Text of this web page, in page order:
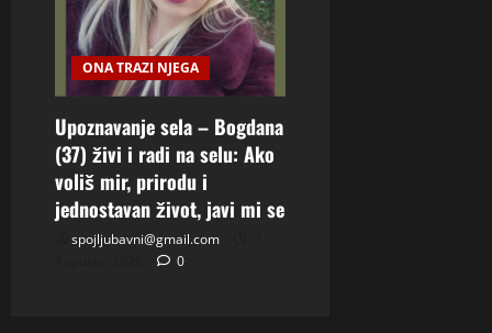
ONA TRAZI NJEGA
Upoznavanje sela – Bogdana
(37) živi i radi na selu: Ako
voliš mir, prirodu i
jednostavan život, javi mi se
spojljubavni@gmail.com
0